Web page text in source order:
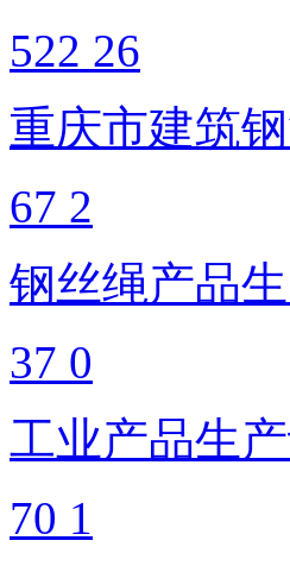
522 26
重庆市建筑
67 2
钢丝绳产品
37 0
工业产品生
70 1